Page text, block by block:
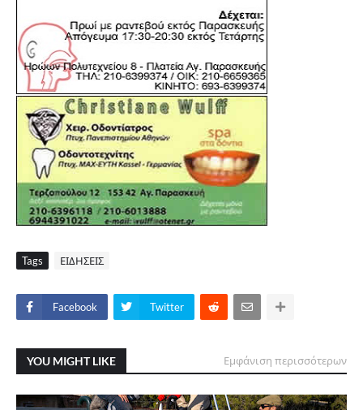
Tags ΕΙΔΗΣΕΙΣ
Facebook Twitter
YOU MIGHT LIKE Εμφάνιση περισσότερων